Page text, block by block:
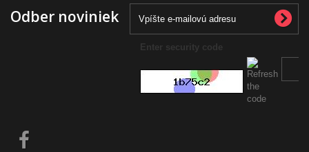
Odber noviniek
Enter security code